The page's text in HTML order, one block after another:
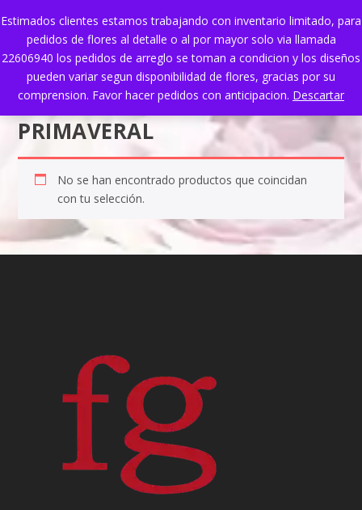
Estimados clientes estamos trabajando con inventario limitado, para
pedidos de flores al detalle o al por mayor solo via llamada
22606940 los pedidos de arreglo se toman a condicion y los diseños
pueden variar segun disponibilidad de flores, gracias por su
comprension. Favor hacer pedidos con anticipacion. Descartar
PRIMAVERAL
No se han encontrado productos que coincidan
con tu selección.